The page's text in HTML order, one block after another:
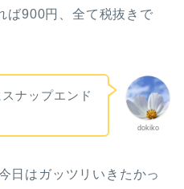
ば900円、全て税抜きで
dokiko
ナップエンド
日はガッツリいきたかっ